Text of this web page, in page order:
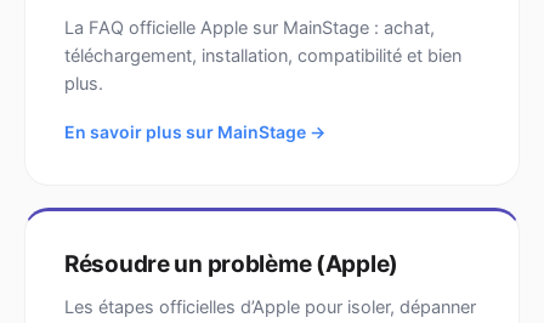
La FAQ officielle Apple sur MainStage : achat,
téléchargement, installation, compatibilité et bien
plus.
En savoir plus sur MainStage →
Résoudre un problème (Apple)
Les étapes officielles d’Apple pour isoler, dépanner